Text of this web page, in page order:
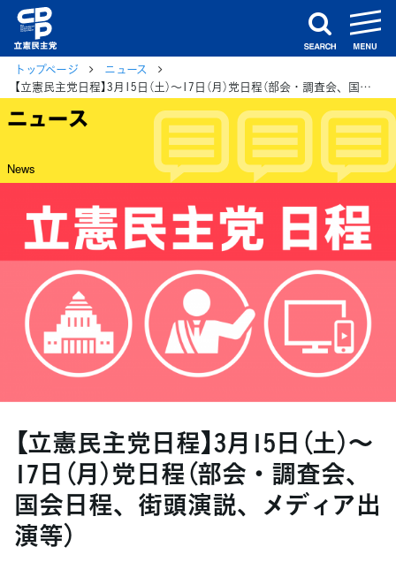
search
トップページ
ニュース
【立憲民主党日程】3月15日（土）～17日（月）党日程（部会・調査会、国会日程、街頭演説、メディア出演等）
ニュース
News
【立憲民主党日程】3月15日（土）～
17日（月）党日程（部会・調査会、
国会日程、街頭演説、メディア出
演等）